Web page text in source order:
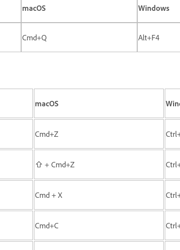
macOS Windows
Cmd+Q Alt+F4
macOS
Cmd+Z
⇧ + Cmd+Z
Cmd + X
Cmd+C